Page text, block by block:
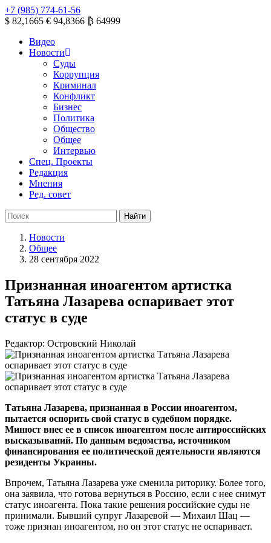
+7 (985) 774-61-56
$ 82,1665 € 94,8366 ₿ 64999
Видео
Новости
Суды
Коррупция
Криминал
Конфликт
Бизнес
Политика
Общество
Общее
Интервью
Спец. Проекты
Редакция
Мнения
Ред. совет
Новости
Общее
28 сентября 2022
Признанная иноагентом артистка
Татьяна Лазарева оспаривает этот
статус в суде
Редактор: Островский Николай
Татьяна Лазарева, признанная в России иноагентом,
пытается оспорить свой статус в судебном порядке.
Минюст внес ее в список иноагентом после антироссийских
высказываний. По данным ведомства, источником
финансирования ее политической деятельности являются
резиденты Украины.
Впрочем, Татьяна Лазарева уже сменила риторику. Более того,
она заявила, что готова вернуться в Россию, если с нее снимут
статус иноагента. Пока такие решения российские суды не
принимали. Бывший супруг Лазаревой — Михаил Шац —
тоже признан иноагентом, но он этот статус не оспаривает.